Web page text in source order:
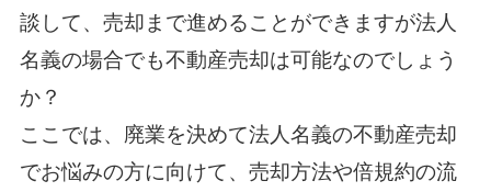
談して、売却まで進めることができますが法人
名義の場合でも不動産売却は可能なのでしょう
か？
ここでは、廃業を決めて法人名義の不動産売却
でお悩みの方に向けて、売却方法や倍規約の流